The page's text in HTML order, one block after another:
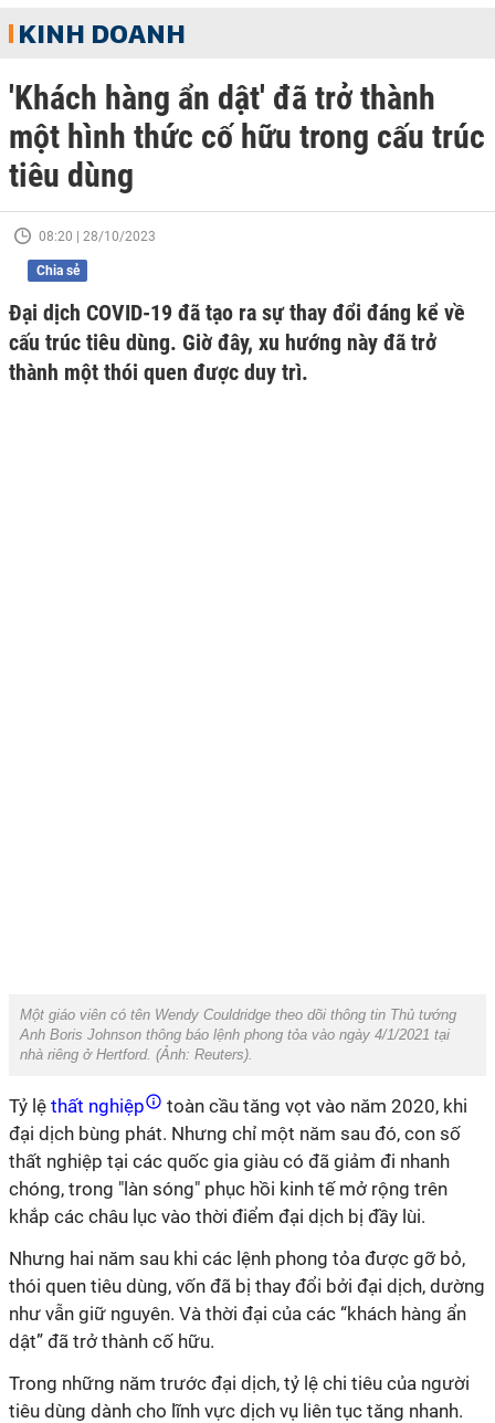
KINH DOANH
'Khách hàng ẩn dật' đã trở thành
một hình thức cố hữu trong cấu trúc
tiêu dùng
08:20 | 28/10/2023
Chia sẻ
Đại dịch COVID-19 đã tạo ra sự thay đổi đáng kể về
cấu trúc tiêu dùng. Giờ đây, xu hướng này đã trở
thành một thói quen được duy trì.
Một giáo viên có tên Wendy Couldridge theo dõi thông tin Thủ tướng
Anh Boris Johnson thông báo lệnh phong tỏa vào ngày 4/1/2021 tại
nhà riêng ở Hertford. (Ảnh: Reuters).
Tỷ lệ thất nghiệp
toàn cầu tăng vọt vào năm 2020, khi
đại dịch bùng phát. Nhưng chỉ một năm sau đó, con số
thất nghiệp tại các quốc gia giàu có đã giảm đi nhanh
chóng, trong "làn sóng" phục hồi kinh tế mở rộng trên
khắp các châu lục vào thời điểm đại dịch bị đầy lùi.
Nhưng hai năm sau khi các lệnh phong tỏa được gỡ bỏ,
thói quen tiêu dùng, vốn đã bị thay đổi bởi đại dịch, dường
như vẫn giữ nguyên. Và thời đại của các “khách hàng ẩn
dật” đã trở thành cố hữu.
Trong những năm trước đại dịch, tỷ lệ chi tiêu của người
tiêu dùng dành cho lĩnh vực dịch vụ liên tục tăng nhanh.